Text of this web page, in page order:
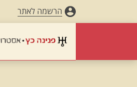
הרשמה לאתר